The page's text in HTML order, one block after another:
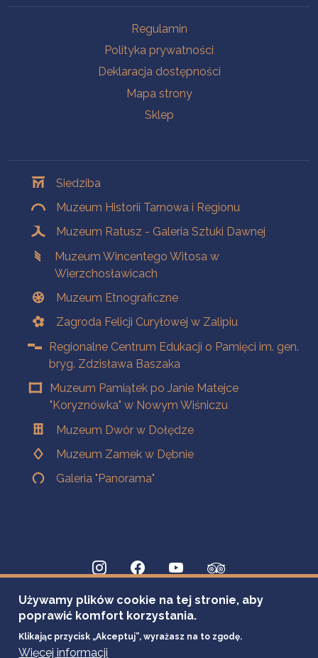
Regulamin
Polityka prywatności
Deklaracja dostępności
Mapa strony
Sklep
Siedziba
Muzeum Historii Tarnowa i Regionu
Muzeum Ratusz - Galeria Sztuki Dawnej
Muzeum Wincentego Witosa w
Wierzchosławicach
Muzeum Etnograficzne
Zagroda Felicji Curyłowej w Zalipiu
Regionalne Centrum Edukacji o Pamięci im. gen.
bryg. Zdzisława Baszaka
Muzeum Pamiątek po Janie Matejce
"Koryznówka" w Nowym Wiśniczu
Muzeum Dwór w Dołędze
Muzeum Zamek w Dębnie
Galeria "Panorama"
Używamy plików cookie na tej stronie, aby
poprawić komfort korzystania.
Klikając przycisk „Akceptuj”, wyrażasz na to zgodę.
Więcej informacji